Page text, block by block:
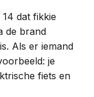
dat fikkie
de brand
Als er iemand
je
fiets en